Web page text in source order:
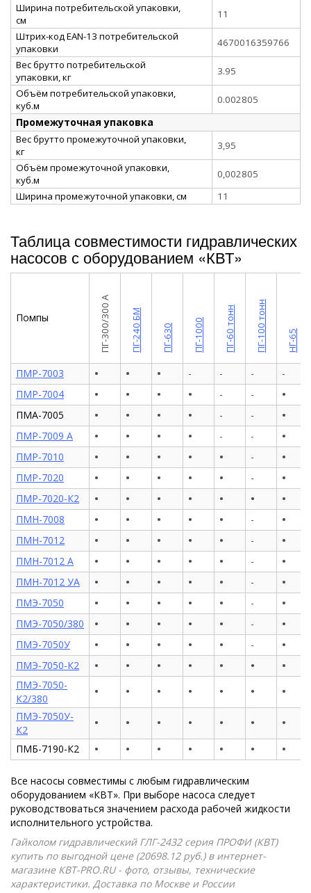
Ширина потребительской упаковки,
см
11
Штрих-код EAN-13 потребительской
упаковки
4670016359766
Вес брутто потребительской
упаковки, кг
3.95
Объём потребительской упаковки,
куб.м
0.002805
Промежуточная упаковка
Вес брутто промежуточной упаковки,
кг
3,95
Объём промежуточной упаковки,
куб.м
0,002805
Ширина промежуточной упаковки, см
11
Таблица совместимости гидравлических
насосов с оборудованием «КВТ»
Помпы ПГ-300/300 А ПГ-240 БМ ПГ-630 ПГ-1000 ПГ-60 тонн ПГ-100 тонн НГ-65
ПМР-7003 • • • - - -
-
ПМР-7004
• • • • - - •
ПМА-7005 • • • • - - •
ПМР-7009 А • • • • - - •
ПМР-7010 • • • • • - •
ПМР-7020 • • • • • - •
ПМР-7020-К2 • • • • • • •
ПМН-7008 • • • • • - •
ПМН-7012 • • • • • - •
ПМН-7012 А • • • • • - •
ПМН-7012 УА • • • • • - •
ПМЭ-7050 • • • • • - •
ПМЭ-7050/380 • • • • • - •
ПМЭ-7050У • • • • • - •
ПМЭ-7050-К2 • • • • • • •
ПМЭ-7050-
К2/380
• • • • • • •
ПМЭ-7050У-
К2
• • • • • • •
ПМБ-7190-К2 • • • • • • •
Все насосы совместимы с любым гидравлическим
оборудованием «КВТ». При выборе насоса следует
руководствоваться значением расхода рабочей жидкости
исполнительного устройства.
Гайколом гидравлический ГЛГ-2432 серия ПРОФИ (КВТ)
купить по выгодной цене (20698.12 руб.) в интернет-
магазине КВТ-PRO.RU - фото, отзывы, технические
характеристики. Доставка по Москве и России